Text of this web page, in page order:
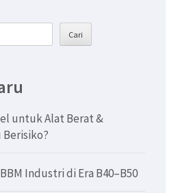
Cari
untuk Alat Berat &
Industri di Era B40–B50